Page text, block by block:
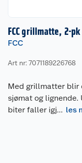
FCC grillmatte, 2-pk
FCC
Art nr: 7071189226768
Med grillmatter blir
sjømat og
biter faller igj... les